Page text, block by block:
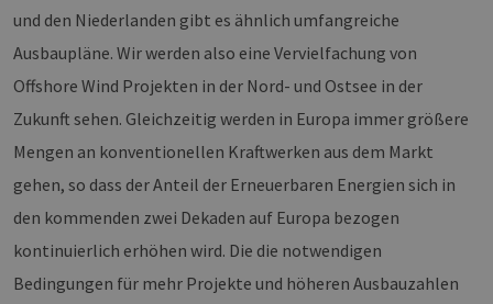
und den Niederlanden gibt es ähnlich umfangreiche
Ausbaupläne. Wir werden also eine Vervielfachung von
Offshore Wind Projekten in der Nord- und Ostsee in der
Zukunft sehen. Gleichzeitig werden in Europa immer größere
Mengen an konventionellen Kraftwerken aus dem Markt
gehen, so dass der Anteil der Erneuerbaren Energien sich in
den kommenden zwei Dekaden auf Europa bezogen
kontinuierlich erhöhen wird. Die die notwendigen
Bedingungen für mehr Projekte und höheren Ausbauzahlen